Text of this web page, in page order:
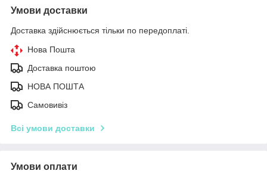
Умови доставки
Доставка здійснюється тільки по передоплаті.
Нова Пошта
Доставка поштою
НОВА ПОШТА
Самовивіз
Всі умови доставки
Умови оплати